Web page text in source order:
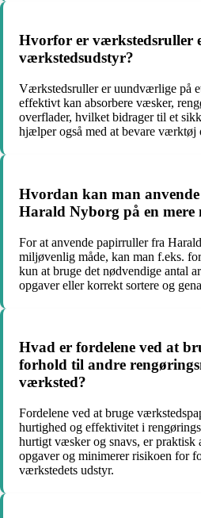
Hvorfor er værkstedsruller
værkstedsudstyr?
Værkstedsruller er uundværlige på
effektivt kan absorbere væsker,
overflader, hvilket bidrager til et
hjælper også med at bevare værktøj
Hvordan kan man
Harald Nyborg på en mere
For at anvende papirruller fra
miljøvenlig måde, kan man f.eks.
kun at bruge det nødvendige antal
opgaver eller korrekt sortere og
Hvad er fordelene ved at
forhold til andre
værksted?
Fordelene ved at bruge
hurtighed og effektivitet i
hurtigt væsker og snavs, er praktisk
opgaver og minimerer risikoen for
værkstedets udstyr.